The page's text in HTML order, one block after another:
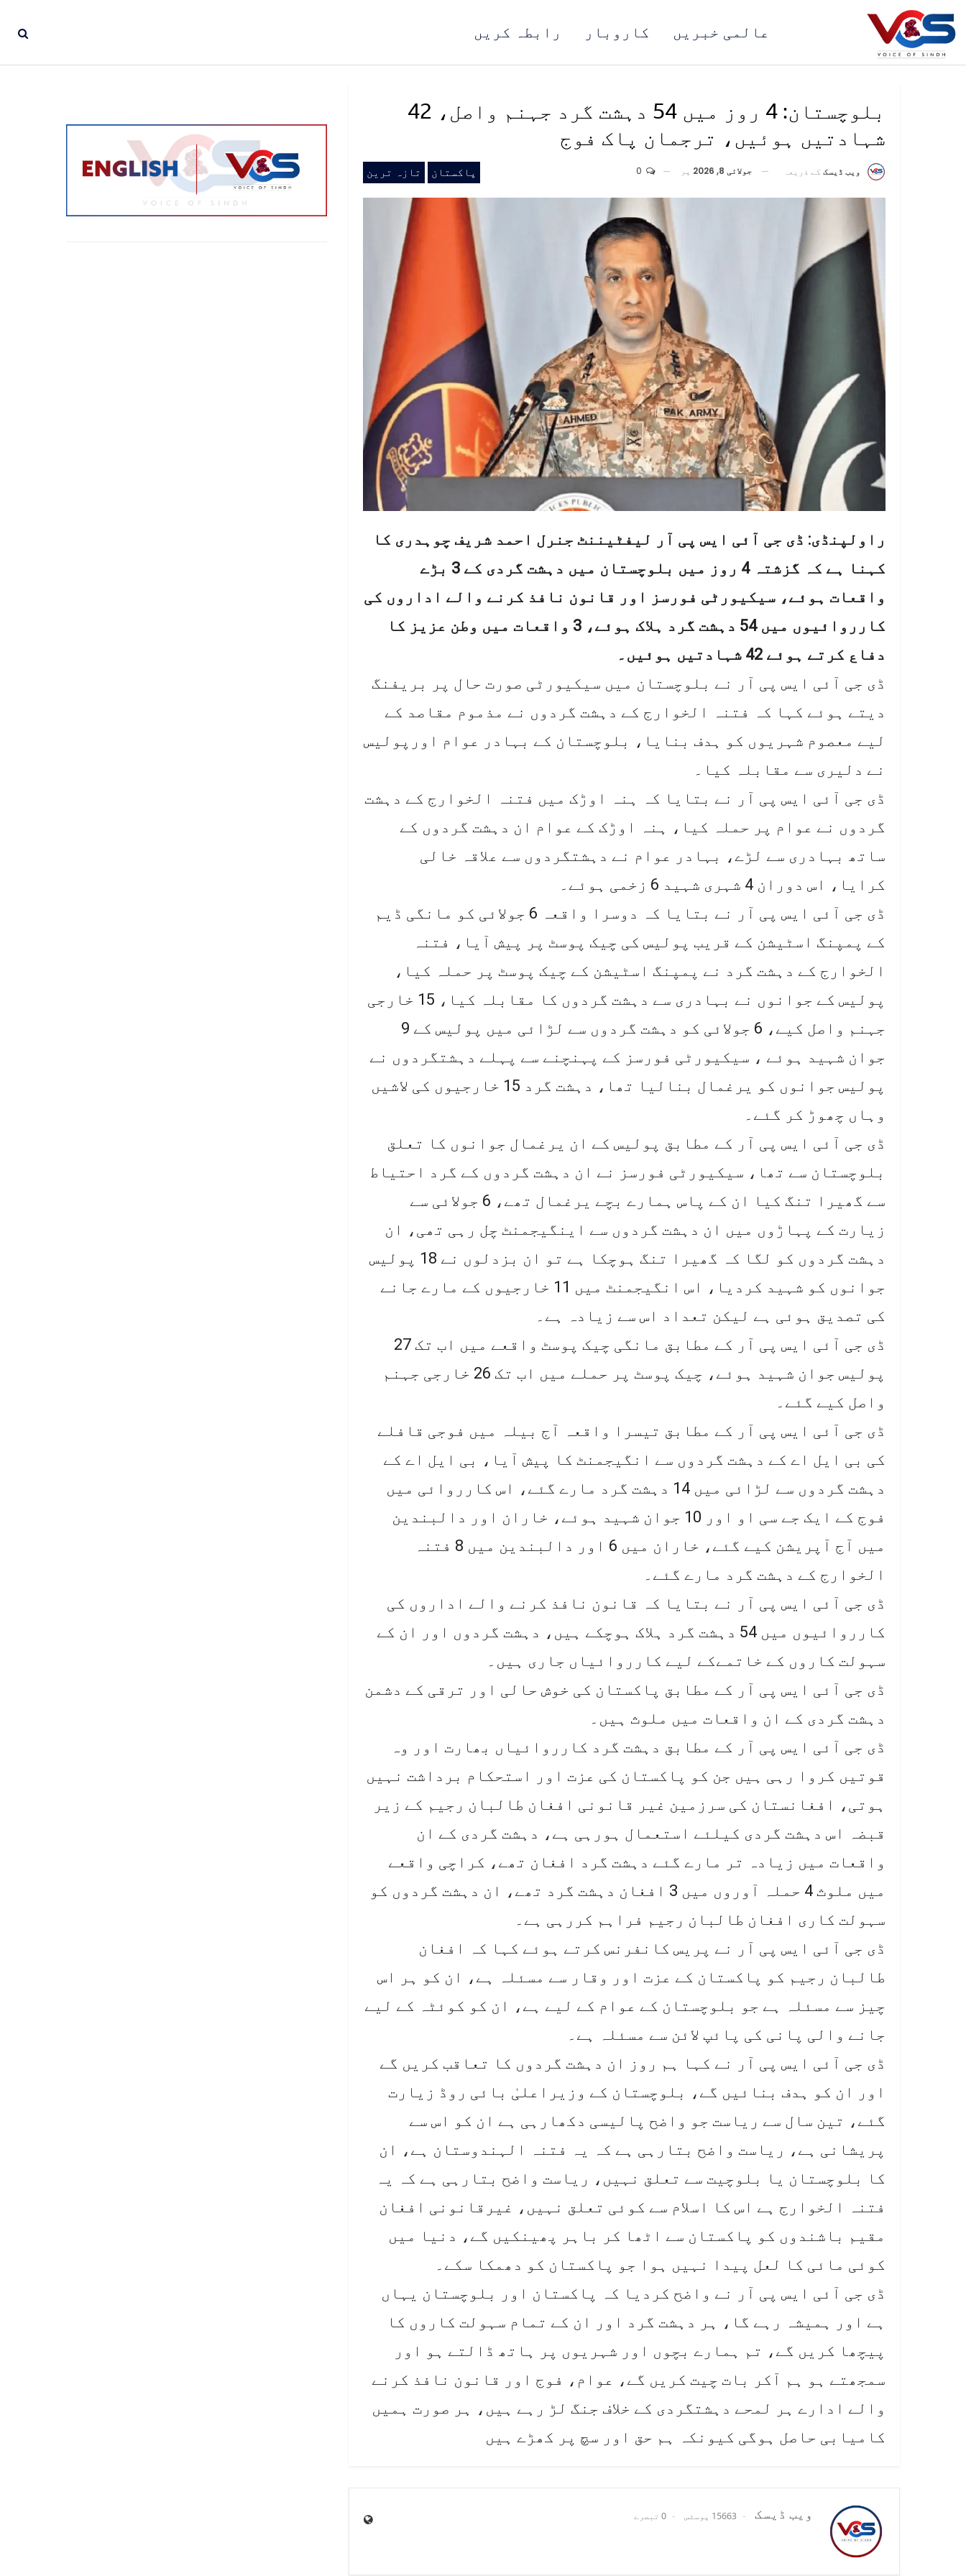
رابطہ کریں کاروبار عالمی خبریں
بلوچستان: 4 روز میں 54 دہشت گرد جہنم واصل، 42
شہادتیں ہوئیں، ترجمان پاک فوج
پاکستان تازہ ترین ویب ڈیسک کے ذریعہ جولائی 8, 2026 پر
راولپنڈی: ڈی جی آئی ایس پی آر لیفٹیننٹ جنرل احمد شریف چوہدری کا
کہنا ہے کہ گزشتہ 4 روز میں بلوچستان میں دہشت گردی کے 3 بڑے
واقعات ہوئے، سیکیورٹی فورسز اور قانون نافذ کرنے والے اداروں کی
کارروائیوں میں 54 دہشت گرد ہلاک ہوئے، 3 واقعات میں وطن عزیز کا
دفاع کرتے ہوئے 42 شہادتیں ہوئیں۔
ڈی جی آئی ایس پی آر نے بلوچستان میں سیکیورٹی صورت حال پر بریفنگ
دیتے ہوئے کہا کہ فتنہ الخوارج کے دہشت گردوں نے مذموم مقاصد کے
لیے معصوم شہریوں کو ہدف بنایا، بلوچستان کے بہادر عوام اورپولیس
نے دلیری سے مقابلہ کیا۔
ڈی جی آئی ایس پی آر نے بتایا کہ ہنہ اوڑک میں فتنہ الخوارج کے دہشت
گردوں نے عوام پر حملہ کیا، ہنہ اوڑک کے عوام ان دہشت گردوں کے
ساتھ بہادری سے لڑے، بہادر عوام نے دہشتگردوں سے علاقہ خالی
کرایا، اس دوران 4 شہری شہید 6 زخمی ہوئے۔
ڈی جی آئی ایس پی آر نے بتایا کہ دوسرا واقعہ 6 جولائی کو مانگی ڈیم
کے پمپنگ اسٹیشن کے قریب پولیس کی چیک پوسٹ پر پیش آیا، فتنہ
الخوارج کے دہشت گرد نے پمپنگ اسٹیشن کے چیک پوسٹ پر حملہ کیا،
پولیس کے جوانوں نے بہادری سے دہشت گردوں کا مقابلہ کیا، 15 خارجی
جہنم واصل کیے، 6 جولائی کو دہشت گردوں سے لڑائی میں پولیس کے 9
جوان شہید ہوئے ، سیکیورٹی فورسز کے پہنچنے سے پہلے دہشتگردوں نے
پولیس جوانوں کو یرغمال بنالیا تھا، دہشت گرد 15 خارجیوں کی لاشیں
وہاں چھوڑ کر گئے۔
ڈی جی آئی ایس پی آر کے مطابق پولیس کے ان یرغمال جوانوں کا تعلق
بلوچستان سے تھا، سیکیورٹی فورسز نے ان دہشت گردوں کے گرد احتیاط
سے گھیرا تنگ کیا ان کے پاس ہمارے بچے یرغمال تھے، 6 جولائی سے
زیارت کے پہاڑوں میں ان دہشت گردوں سے اینگیجمنٹ چل رہی تھی، ان
دہشت گردوں کو لگا کہ گھیرا تنگ ہوچکا ہے تو ان بزدلوں نے 18 پولیس
جوانوں کو شہید کردیا، اس انگیجمنٹ میں 11 خارجیوں کے مارے جانے
کی تصدیق ہوئی ہے لیکن تعداد اس سے زیادہ ہے۔
ڈی جی آئی ایس پی آر کے مطابق مانگی چیک پوسٹ واقعے میں اب تک 27
پولیس جوان شہید ہوئے، چیک پوسٹ پر حملے میں اب تک 26 خارجی جہنم
واصل کیے گئے۔
ڈی جی آئی ایس پی آر کے مطابق تیسرا واقعہ آج بیلہ میں فوجی قافلے
کی بی ایل اے کے دہشت گردوں سے انگیجمنٹ کا پیش آیا، بی ایل اے کے
دہشت گردوں سے لڑائی میں 14 دہشت گرد مارے گئے، اس کارروائی میں
فوج کے ایک جے سی او اور 10 جوان شہید ہوئے، خاران اور دالبندین
میں آج آپریشن کیے گئے، خاران میں 6 اور دالبندین میں 8 فتنہ
الخوارج کے دہشت گرد مارے گئے۔
ڈی جی آئی ایس پی آر نے بتایا کہ قانون نافذ کرنے والے اداروں کی
کارروائیوں میں 54 دہشت گرد ہلاک ہوچکے ہیں، دہشت گردوں اور ان کے
سہولت کاروں کے خاتمےکے لیے کارروائیاں جاری ہیں۔
ڈی جی آئی ایس پی آر کے مطابق پاکستان کی خوش حالی اور ترقی کے دشمن
دہشت گردی کے ان واقعات میں ملوث ہیں۔
ڈی جی آئی ایس پی آر کے مطابق دہشت گرد کارروائیاں بھارت اور وہ
قوتیں کروا رہی ہیں جن کو پاکستان کی عزت اور استحکام برداشت نہیں
ہوتی، افغانستان کی سرزمین غیر قانونی افغان طالبان رجیم کے زیر
قبضہ اس دہشت گردی کیلئے استعمال ہورہی ہے، دہشت گردی کے ان
واقعات میں زیادہ تر مارے گئے دہشت گرد افغان تھے، کراچی واقعے
میں ملوث 4 حملہ آوروں میں 3 افغان دہشت گرد تھے، ان دہشت گردوں کو
سہولت کاری افغان طالبان رجیم فراہم کررہی ہے۔
ڈی جی آئی ایس پی آر نے پریس کانفرنس کرتے ہوئے کہا کہ افغان
طالبان رجیم کو پاکستان کے عزت اور وقار سے مسئلہ ہے، ان کو ہر اس
چیز سے مسئلہ ہے جو بلوچستان کے عوام کے لیے ہے، ان کو کوئٹہ کے لیے
جانے والی پانی کی پائپ لائن سے مسئلہ ہے۔
ڈی جی آئی ایس پی آر نے کہا ہم روز ان دہشت گردوں کا تعاقب کریں گے
اور ان کو ہدف بنائیں گے، بلوچستان کے وزیراعلیٰ بائی روڈ زیارت
گئے، تین سال سے ریاست جو واضح پالیسی دکھارہی ہے ان کو اس سے
پریشانی ہے، ریاست واضح بتارہی ہے کہ یہ فتنہ الہندوستان ہے، ان
کا بلوچستان یا بلوچیت سے تعلق نہیں، ریاست واضح بتارہی ہے کہ یہ
فتنہ الخوارج ہے اس کا اسلام سے کوئی تعلق نہیں، غیرقانونی افغان
مقیم باشندوں کو پاکستان سے اٹھا کر باہر پھینکیں گے، دنیا میں
کوئی مائی کا لعل پیدا نہیں ہوا جو پاکستان کو دھمکا سکے۔
ڈی جی آئی ایس پی آر نے واضح کردیا کہ پاکستان اور بلوچستان یہاں
ہے اور ہمیشہ رہے گا، ہر دہشت گرد اور ان کے تمام سہولت کاروں کا
پیچھا کریں گے، تم ہمارے بچوں اور شہریوں پر ہاتھ ڈالتے ہو اور
سمجھتے ہو ہم آکر بات چیت کریں گے، عوام، فوج اور قانون نافذ کرنے
والے ادارے ہر لمحے دہشتگردی کے خلاف جنگ لڑ رہے ہیں، ہر صورت ہمیں
کامیابی حاصل ہوگی کیونکہ ہم حق اور سچ پر کھڑے ہیں
ویب ڈیسک 15663 پوسٹس 0 تبصرے